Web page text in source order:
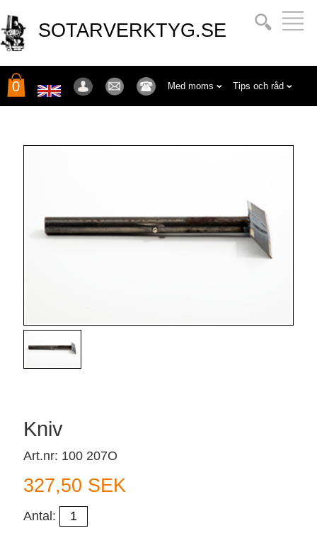
SOTARVERKTYG.SE
0 Med moms Tips och råd
Kniv
Art.nr: 100 207O
327,50 SEK
Antal: